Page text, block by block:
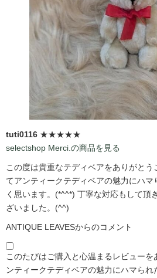
tuti0116 ★★★★★
selectshop Merci.の商品を見る
この度は貴重なテディベアをありがとう
てアンティークテディベアの魅力にハマ
く思います。(*^^*) 丁寧な対応もして頂
ざいました。(^^)
ANTIQUE LEAVESからのコメント
このたびはご購入と心温まるレビュー
ンティークテディベアの魅力にハマら